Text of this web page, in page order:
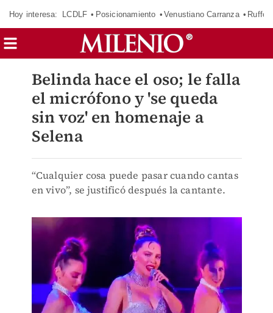
Hoy interesa: LCDLF Posicionamiento Venustiano Carranza Ruffo
Belinda hace el oso; le falla
el micrófono y 'se queda
sin voz' en homenaje a
Selena
“Cualquier cosa puede pasar cuando cantas
en vivo”, se justificó después la cantante.